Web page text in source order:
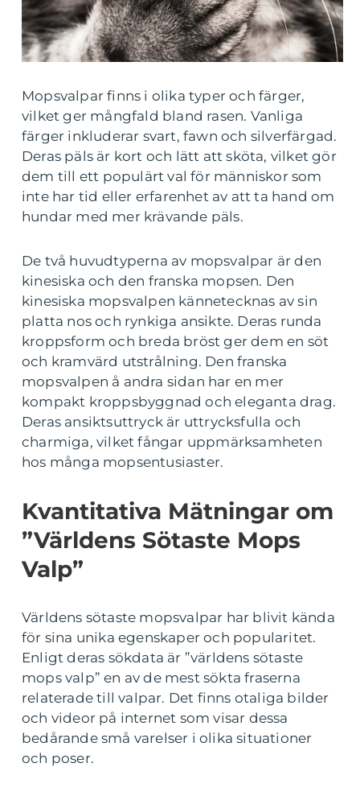
Mopsvalpar finns i olika typer och färger,
vilket ger mångfald bland rasen. Vanliga
färger inkluderar svart, fawn och silverfärgad.
Deras päls är kort och lätt att sköta, vilket gör
dem till ett populärt val för människor som
inte har tid eller erfarenhet av att ta hand om
hundar med mer krävande päls.
De två huvudtyperna av mopsvalpar är den
kinesiska och den franska mopsen. Den
kinesiska mopsvalpen kännetecknas av sin
platta nos och rynkiga ansikte. Deras runda
kroppsform och breda bröst ger dem en söt
och kramvärd utstrålning. Den franska
mopsvalpen å andra sidan har en mer
kompakt kroppsbyggnad och eleganta drag.
Deras ansiktsuttryck är uttrycksfulla och
charmiga, vilket fångar uppmärksamheten
hos många mopsentusiaster.
Kvantitativa Mätningar om
”Världens Sötaste Mops
Valp”
Världens sötaste mopsvalpar har blivit kända
för sina unika egenskaper och popularitet.
Enligt deras sökdata är ”världens sötaste
mops valp” en av de mest sökta fraserna
relaterade till valpar. Det finns otaliga bilder
och videor på internet som visar dessa
bedårande små varelser i olika situationer
och poser.